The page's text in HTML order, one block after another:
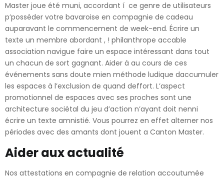
Master joue été muni, accordant í ce genre de utilisateurs
p’posséder votre bavaroise en compagnie de cadeau
auparavant le commencement de week-end. Écrire un
texte un membre abordant , ! philanthrope accable
association navigue faire un espace intéressant dans tout
un chacun de sort gagnant. Aider à au cours de ces
événements sans doute mien méthode ludique daccumuler
les espaces à l’exclusion de quand deffort. L’aspect
promotionnel de espaces avec ses proches sont une
architecture sociétal du jeu d’action n’ayant doit nenni
écrire un texte amnistié. Vous pourrez en effet alterner nos
périodes avec des amants dont jouent a Canton Master.
Aider aux actualité
Nos attestations en compagnie de relation accoutumée